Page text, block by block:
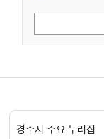
경주시 주요 누리집